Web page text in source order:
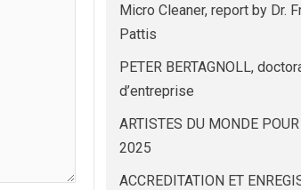
Micro Cleaner, report by Dr.
Pattis
PETER BERTAGNOLL,
d’entreprise
ARTISTES DU MONDE
2025
ACCREDITATION ET